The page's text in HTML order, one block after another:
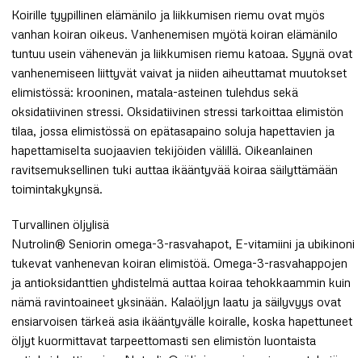
Koirille tyypillinen elämänilo ja liikkumisen riemu ovat myös
vanhan koiran oikeus. Vanhenemisen myötä koiran elämänilo
tuntuu usein vähenevän ja liikkumisen riemu katoaa. Syynä ovat
vanhenemiseen liittyvät vaivat ja niiden aiheuttamat muutokset
elimistössä: krooninen, matala-asteinen tulehdus sekä
oksidatiivinen stressi. Oksidatiivinen stressi tarkoittaa elimistön
tilaa, jossa elimistössä on epätasapaino soluja hapettavien ja
hapettamiselta suojaavien tekijöiden välillä. Oikeanlainen
ravitsemuksellinen tuki auttaa ikääntyvää koiraa säilyttämään
toimintakykynsä.
Turvallinen öljylisä
Nutrolin® Seniorin omega-3-rasvahapot, E-vitamiini ja ubikinoni
tukevat vanhenevan koiran elimistöä. Omega-3-rasvahappojen
ja antioksidanttien yhdistelmä auttaa koiraa tehokkaammin kuin
nämä ravintoaineet yksinään. Kalaöljyn laatu ja säilyvyys ovat
ensiarvoisen tärkeä asia ikääntyvälle koiralle, koska hapettuneet
öljyt kuormittavat tarpeettomasti sen elimistön luontaista